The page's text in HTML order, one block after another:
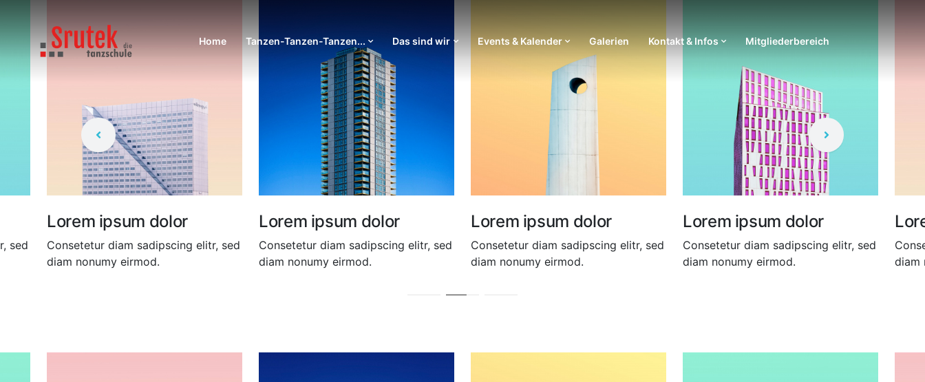
Home Tanzen-Tanzen-Tanzen... Das sind wir Events & Kalender Galerien Kontakt & Infos Mitgliederbereich
Lorem ipsum dolor
Consetetur diam sadipscing elitr, sed
diam nonumy eirmod.
Lorem ipsum dolor
Consetetur diam sadipscing elitr, sed
diam nonumy eirmod.
Lorem ipsum dolor
Consetetur diam sadipscing elitr, sed
diam nonumy eirmod.
Lorem ipsum dolor
Consetetur diam sadipscing elitr, sed
diam nonumy eirmod.
Lorem
Consetetur
diam